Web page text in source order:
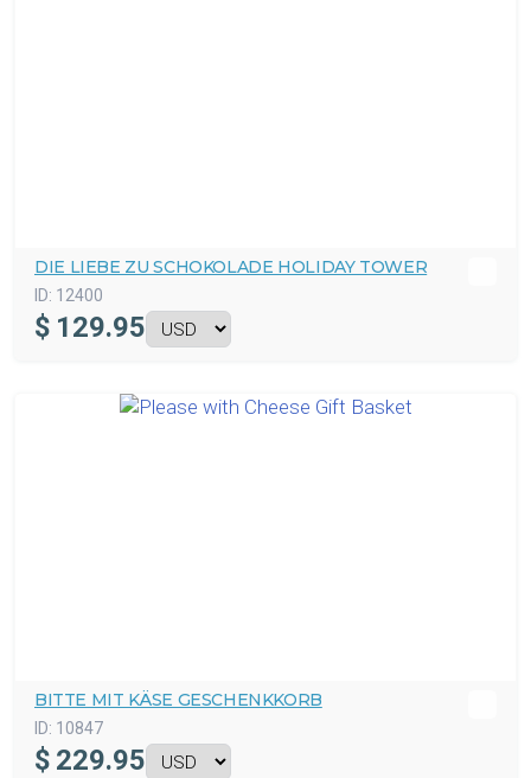
DIE LIEBE ZU SCHOKOLADE HOLIDAY TOWER
ID: 12400
$ 129.95
BITTE MIT KÄSE GESCHENKKORB
ID: 10847
$ 229.95